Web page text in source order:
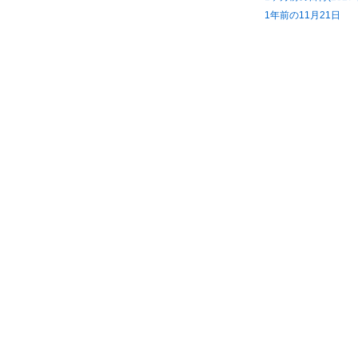
1年前の11月21日